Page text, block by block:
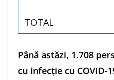
TOTAL
Până astăzi, 1.708
cu infecție cu COVID-